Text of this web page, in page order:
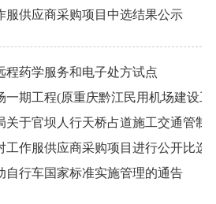
服供应商采购项目中选结果公示
程药学服务和电子处方试点
关于官坝人行天桥占道施工交通管制
自行车国家标准实施管理的通告